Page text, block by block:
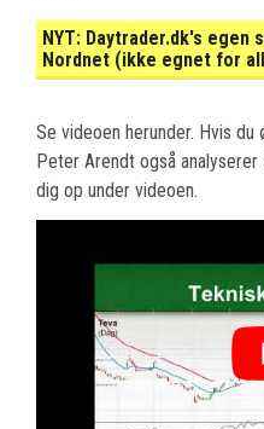
NYT: Daytrader.dk's egen
Nordnet (ikke egnet for
Se videoen herunder. Hvis
Peter Arendt også
dig op under videoen.